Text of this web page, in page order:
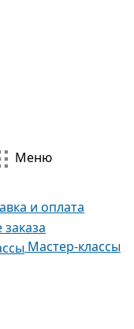
Меню
Мастер-классы